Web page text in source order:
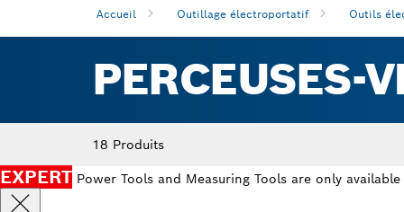
Accueil Outillage électroportatif Outils
PERCEUSES-
18 Produits
EXPERT Power Tools and Measuring Tools are only